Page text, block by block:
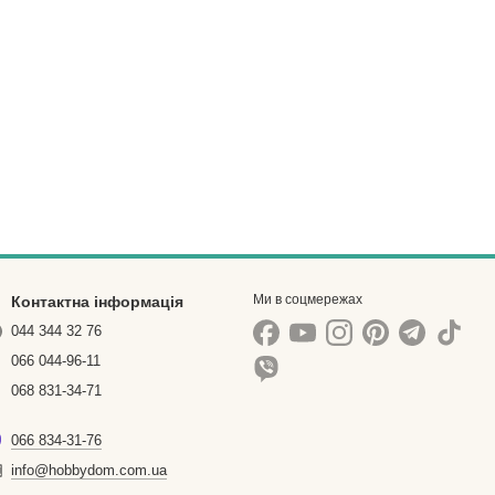
Контактна інформація
044 344 32 76
066 044-96-11
068 831-34-71
066 834-31-76
info@hobbydom.com.ua
Ми в соцмережах